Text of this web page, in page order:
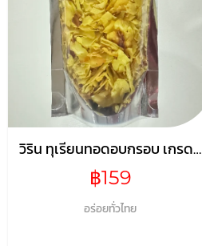
วิริน ทุเรียนทอดอบกรอบ เกรดC
ขนาด100กรัม*2
฿159
อร่อยทั่วไทย